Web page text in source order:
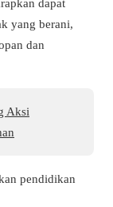
dapat
yang berani,
dan
Aksi
pendidikan